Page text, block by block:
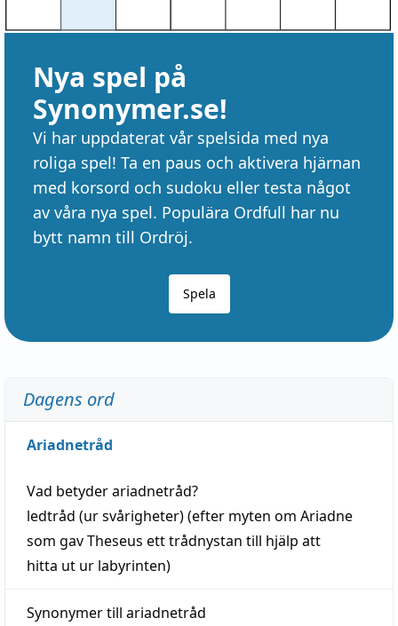
Nya spel på
Synonymer.se!
Vi har uppdaterat vår spelsida med nya
roliga spel! Ta en paus och aktivera hjärnan
med korsord och sudoku eller testa något
av våra nya spel. Populära Ordfull har nu
bytt namn till Ordröj.
Spela
Dagens ord
Ariadnetråd
Vad betyderariadnetråd?
ledtråd (ur svårigheter) (efter myten om Ariadne
som gav Theseus ett trådnystan till hjälp att
hitta ut ur labyrinten)
Synonymer till ariadnetråd